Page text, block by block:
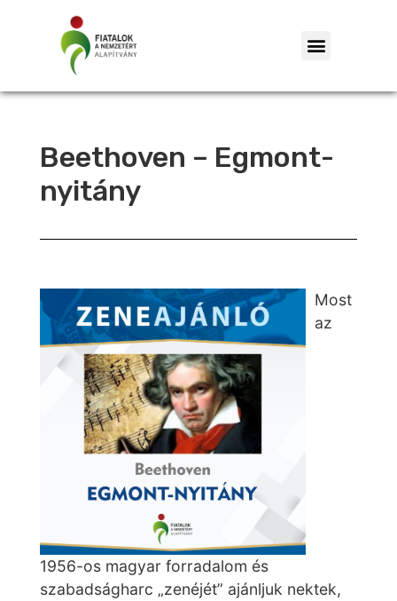
Beethoven – Egmont-
nyitány
Most
az
1956-os magyar forradalom és
szabadságharc „zenéjét” ajánljuk nektek,